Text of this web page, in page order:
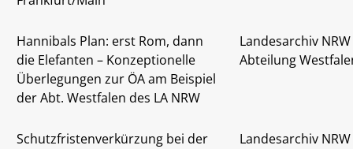
Hannibals Plan: erst Rom, dann
die Elefanten – Konzeptionelle
Überlegungen zur ÖA am Beispiel
der Abt. Westfalen des LA NRW
Landesarchiv NRW
Abteilung
Schutzfristenverkürzung bei der
Landesarchiv NRW